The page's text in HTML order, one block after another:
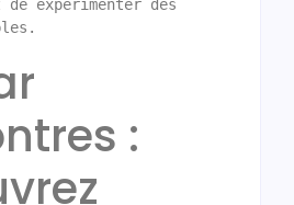
expérimenter des
: